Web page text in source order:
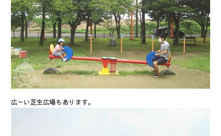
広～い芝生広場もあります。